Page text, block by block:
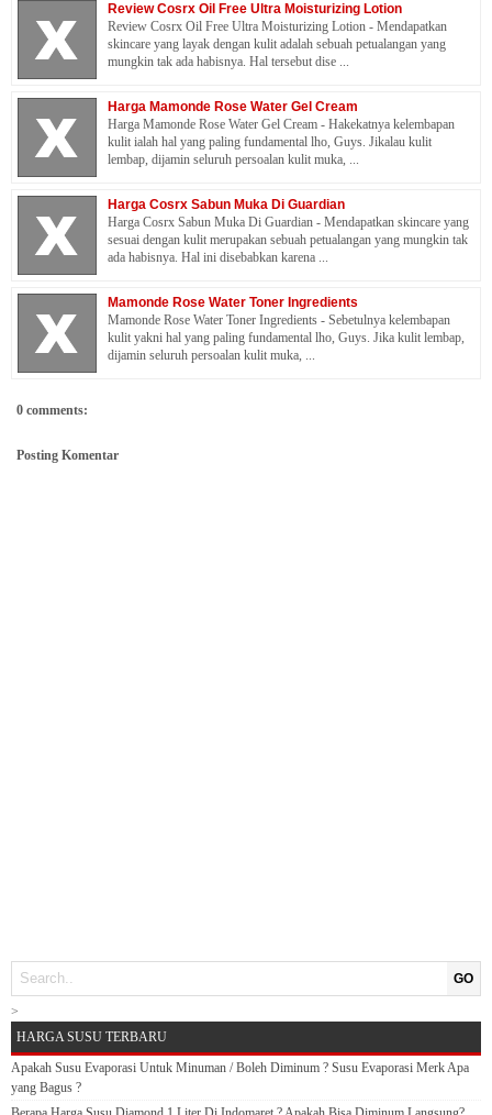
Review Cosrx Oil Free Ultra Moisturizing Lotion
Review Cosrx Oil Free Ultra Moisturizing Lotion - Mendapatkan
skincare yang layak dengan kulit adalah sebuah petualangan yang
mungkin tak ada habisnya. Hal tersebut dise ...
Harga Mamonde Rose Water Gel Cream
Harga Mamonde Rose Water Gel Cream - Hakekatnya kelembapan
kulit ialah hal yang paling fundamental lho, Guys. Jikalau kulit
lembap, dijamin seluruh persoalan kulit muka, ...
Harga Cosrx Sabun Muka Di Guardian
Harga Cosrx Sabun Muka Di Guardian - Mendapatkan skincare yang
sesuai dengan kulit merupakan sebuah petualangan yang mungkin tak
ada habisnya. Hal ini disebabkan karena ...
Mamonde Rose Water Toner Ingredients
Mamonde Rose Water Toner Ingredients - Sebetulnya kelembapan
kulit yakni hal yang paling fundamental lho, Guys. Jika kulit lembap,
dijamin seluruh persoalan kulit muka, ...
0 comments:
Posting Komentar
GO
>
HARGA SUSU TERBARU
Apakah Susu Evaporasi Untuk Minuman / Boleh Diminum ? Susu Evaporasi Merk Apa
yang Bagus ?